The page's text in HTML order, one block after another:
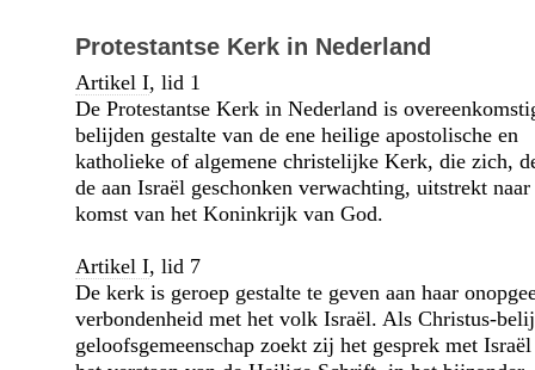
Protestantse Kerk in Nederland
Artikel I, lid 1
De Protestantse Kerk in Nederland is
belijden gestalte van de ene heilige apostolische en
katholieke of algemene christelijke Kerk, die zich,
de aan Israël geschonken verwachting, uitstrekt naar
komst van het Koninkrijk van God.
Artikel I, lid 7
De kerk is geroep gestalte te geven aan haar
verbondenheid met het volk Israël. Als Christus-
geloofs­gemeenschap zoekt zij het gesprek met